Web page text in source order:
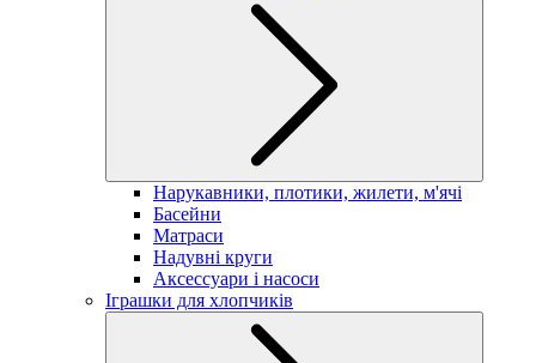
Нарукавники, плотики, жилети, м'ячі
Басейни
Матраси
Надувні круги
Аксессуари і насоси
Іграшки для хлопчиків